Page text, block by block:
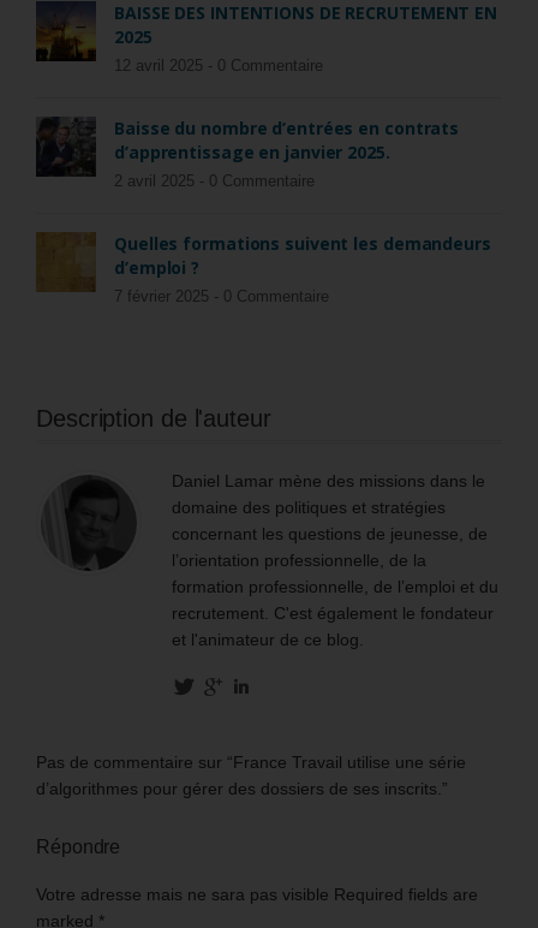
BAISSE DES INTENTIONS DE RECRUTEMENT EN
2025
12 avril 2025 - 0 Commentaire
Baisse du nombre d’entrées en contrats
d’apprentissage en janvier 2025.
2 avril 2025 - 0 Commentaire
Quelles formations suivent les demandeurs
d’emploi ?
7 février 2025 - 0 Commentaire
Description de l'auteur
Daniel Lamar mène des missions dans le
domaine des politiques et stratégies
concernant les questions de jeunesse, de
l’orientation professionnelle, de la
formation professionnelle, de l’emploi et du
recrutement. C'est également le fondateur
et l'animateur de ce blog.
Pas de commentaire sur “France Travail utilise une série
d’algorithmes pour gérer des dossiers de ses inscrits.”
Répondre
Votre adresse mais ne sara pas visible Required fields are
marked *